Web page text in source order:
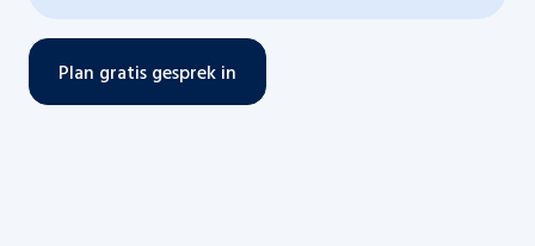
Plan gratis gesprek in